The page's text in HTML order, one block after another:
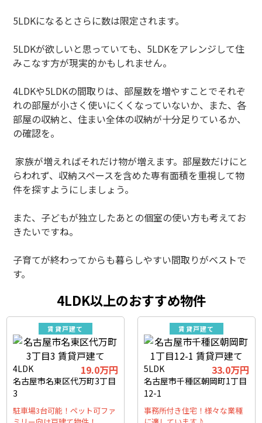
5LDKになるとさらに数は限定されます。
5LDKが欲しいと思っていても、5LDKをアレンジして住
みこなす方が現実的かもしれません。
4LDKや5LDKの間取りは、部屋数を増やすことでそれぞ
れの部屋が小さく使いにくくなっていないか、また、各
部屋の収納と、住まい全体の収納が十分足りているか、
の確認を。
家族が増えればそれだけ物が増えます。部屋数だけにと
らわれず、収納スペースを含めた専有面積を重視して物
件を探すようにしましょう。
また、子どもが独立したあとの個室の使い方も考えてお
きたいですね。
子育てが終わってからも暮らしやすい間取りがベストで
す。
4LDK以上のおすすめ物件
賃貸戸建て
4LDK 19.0万円
名古屋市名東区代万町3丁目
3
駐車場3台可能！ペット可ファ
賃貸戸建て
5LDK 33.0万円
名古屋市千種区朝岡町1丁目
12-1
事務所付き住宅！様々な業種